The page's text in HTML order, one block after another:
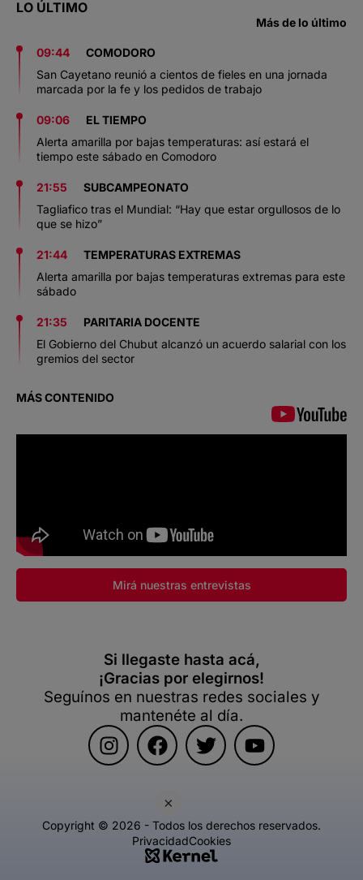
×
LO ÚLTIMO
Más de lo último
09:44
COMODORO
San Cayetano reunió a cientos de fieles en una jornada
marcada por la fe y los pedidos de trabajo
09:06
EL TIEMPO
Alerta amarilla por bajas temperaturas: así estará el
tiempo este sábado en Comodoro
21:55
SUBCAMPEONATO
Tagliafico tras el Mundial: “Hay que estar orgullosos de lo
que se hizo”
21:44
TEMPERATURAS EXTREMAS
Alerta amarilla por bajas temperaturas extremas para este
sábado
21:35
PARITARIA DOCENTE
El Gobierno del Chubut alcanzó un acuerdo salarial con los
gremios del sector
MÁS CONTENIDO
Mirá nuestras entrevistas
Si llegaste hasta acá,
¡Gracias por elegirnos!
Seguínos en nuestras redes sociales y
mantenéte al día.
Copyright © 2026 - Todos los derechos reservados.
PrivacidadCookies